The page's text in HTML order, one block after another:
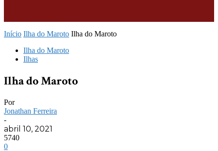
Início Ilha do Maroto Ilha do Maroto
Ilha do Maroto
Ilhas
Ilha do Maroto
Por
Jonathan Ferreira
-
abril 10, 2021
5740
0